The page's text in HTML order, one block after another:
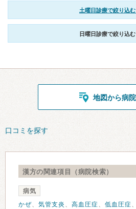
土曜日診療で絞り込
日曜日診療で絞り込
地図から病
口コミを探す
漢方の関連項目（病院検索）
病気
かぜ、 気管支炎 、 高血圧症、 低血圧症